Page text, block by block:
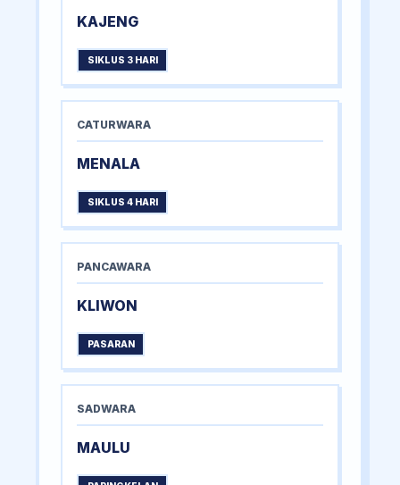
KAJENG
SIKLUS 3 HARI
CATURWARA
MENALA
SIKLUS 4 HARI
PANCAWARA
KLIWON
PASARAN
SADWARA
MAULU